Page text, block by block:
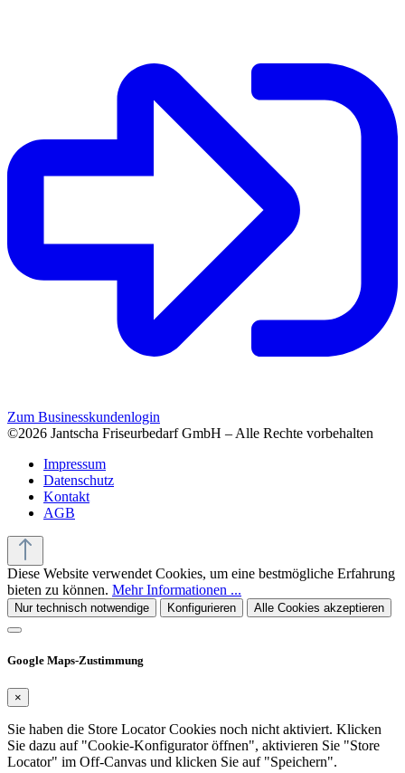
Zum Businesskundenlogin
©2026 Jantscha Friseurbedarf GmbH – Alle Rechte vorbehalten
Impressum
Datenschutz
Kontakt
AGB
Diese Website verwendet Cookies, um eine bestmögliche Erfahrung
bieten zu können. Mehr Informationen ...
Nur technisch notwendige Konfigurieren Alle Cookies akzeptieren
Google Maps-Zustimmung
×
Sie haben die Store Locator Cookies noch nicht aktiviert. Klicken
Sie dazu auf "Cookie-Konfigurator öffnen", aktivieren Sie "Store
Locator" im Off-Canvas und klicken Sie auf "Speichern".